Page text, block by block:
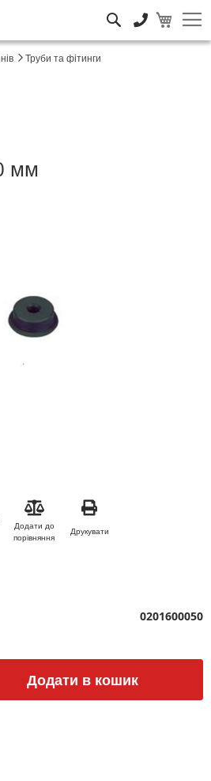
Труби та фітинги
мм
Додати до
порівняння
Друкувати
Додати в кошик
0201600050